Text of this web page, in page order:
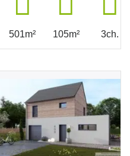
501m² 105m² 3ch.